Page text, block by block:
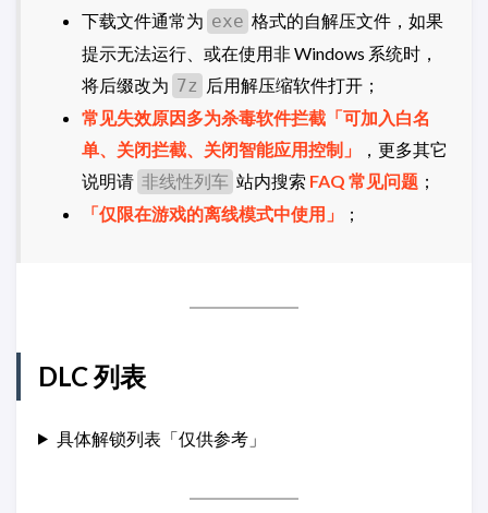
下载文件通常为 exe 格式的自解压文件，如果
提示无法运行、或在使用非 Windows 系统时，
将后缀改为 7z 后用解压缩软件打开；
常见失效原因多为杀毒软件拦截「可加入白名
单、关闭拦截、关闭智能应用控制」
，更多其它
说明请 非线性列车 站内搜索 FAQ 常见问题 ；
「仅限在游戏的离线模式中使用」
；
DLC 列表
具体解锁列表「仅供参考」